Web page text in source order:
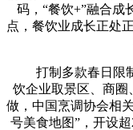
码，“餐饮+”融合成
点，餐饮业成长正处
打制多款春日限制
饮企业取景区、商圈
做，中国烹调协会相
号美食地图”，开设